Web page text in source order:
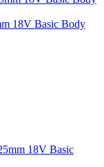
18V Basic Body